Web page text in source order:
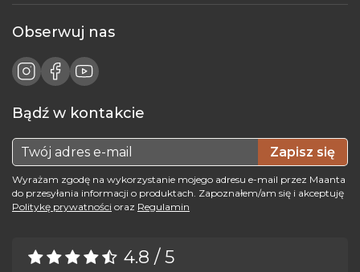
Obserwuj nas
Bądź w kontakcie
Zapisz się
Wyrażam zgodę na wykorzystanie mojego adresu e-mail przez Maanta
do przesyłania informacji o produktach. Zapoznałem/am się i akceptuję
Politykę prywatności oraz Regulamin
4.8 / 5